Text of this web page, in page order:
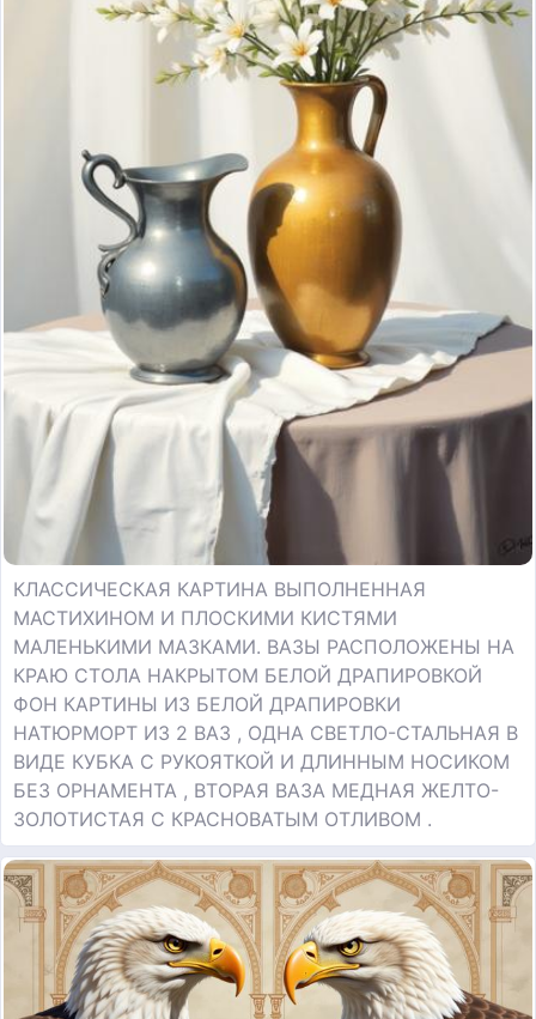
КЛАССИЧЕСКАЯ КАРТИНА ВЫПОЛНЕННАЯ
МАСТИХИНОМ И ПЛОСКИМИ КИСТЯМИ
МАЛЕНЬКИМИ МАЗКАМИ. ВАЗЫ РАСПОЛОЖЕНЫ НА
КРАЮ СТОЛА НАКРЫТОМ БЕЛОЙ ДРАПИРОВКОЙ
ФОН КАРТИНЫ ИЗ БЕЛОЙ ДРАПИРОВКИ
НАТЮРМОРТ ИЗ 2 ВАЗ , ОДНА СВЕТЛО-СТАЛЬНАЯ В
ВИДЕ КУБКА С РУКОЯТКОЙ И ДЛИННЫМ НОСИКОМ
БЕЗ ОРНАМЕНТА , ВТОРАЯ ВАЗА МЕДНАЯ ЖЕЛТО-
ЗОЛОТИСТАЯ С КРАСНОВАТЫМ ОТЛИВОМ .